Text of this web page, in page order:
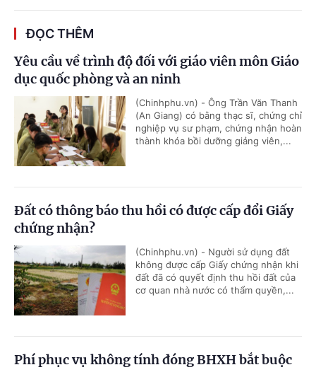
ĐỌC THÊM
Yêu cầu về trình độ đối với giáo viên môn Giáo
dục quốc phòng và an ninh
(Chinhphu.vn) - Ông Trần Văn Thanh
(An Giang) có bằng thạc sĩ, chứng chỉ
nghiệp vụ sư phạm, chứng nhận hoàn
thành khóa bồi dưỡng giảng viên,...
Đất có thông báo thu hồi có được cấp đổi Giấy
chứng nhận?
(Chinhphu.vn) - Người sử dụng đất
không được cấp Giấy chứng nhận khi
đất đã có quyết định thu hồi đất của
cơ quan nhà nước có thẩm quyền,...
Phí phục vụ không tính đóng BHXH bắt buộc